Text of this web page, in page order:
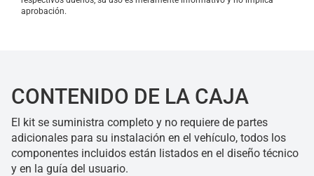
aprobación.
CONTENIDO DE LA CAJA
El kit se suministra completo y no requiere de partes
adicionales para su instalación en el vehículo, todos los
componentes incluidos están listados en el diseño técnico
y en la guía del usuario.